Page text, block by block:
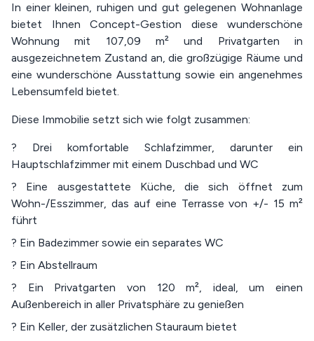
In einer kleinen, ruhigen und gut gelegenen Wohnanlage
bietet Ihnen Concept-Gestion diese wunderschöne
Wohnung mit 107,09 m² und Privatgarten in
ausgezeichnetem Zustand an, die großzügige Räume und
eine wunderschöne Ausstattung sowie ein angenehmes
Lebensumfeld bietet.
Diese Immobilie setzt sich wie folgt zusammen:
? Drei komfortable Schlafzimmer, darunter ein
Hauptschlafzimmer mit einem Duschbad und WC
? Eine ausgestattete Küche, die sich öffnet zum
Wohn-/Esszimmer, das auf eine Terrasse von +/- 15 m²
führt
? Ein Badezimmer sowie ein separates WC
? Ein Abstellraum
? Ein Privatgarten von 120 m², ideal, um einen
Außenbereich in aller Privatsphäre zu genießen
? Ein Keller, der zusätzlichen Stauraum bietet